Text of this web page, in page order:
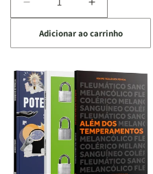
Diminuir
a
quantidade
de
Raizes
da
Alma
|
O
Vício
Aumentar
a
quantidade
de
Raizes
da
Alma
|
O
Vício
de
Adicionar ao carrinho